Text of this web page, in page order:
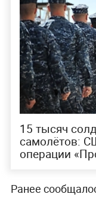
15 тысяч
самолётов:
операции
Ранее